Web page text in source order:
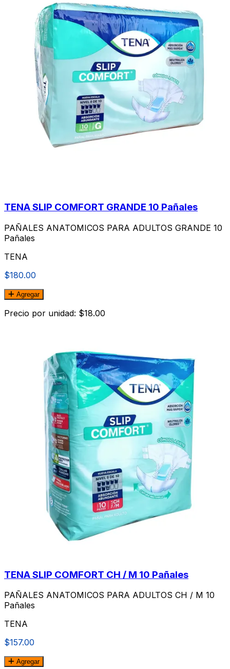
TENA SLIP COMFORT GRANDE 10 Pañales
PAÑALES ANATOMICOS PARA ADULTOS GRANDE 10
Pañales
TENA
$180.00
Agregar
Precio por unidad: $18.00
TENA SLIP COMFORT CH / M 10 Pañales
PAÑALES ANATOMICOS PARA ADULTOS CH / M 10
Pañales
TENA
$157.00
Agregar